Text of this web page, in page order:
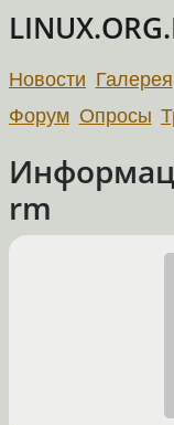
Новости Галерея
Форум Опросы
rm